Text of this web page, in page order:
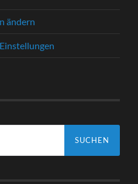
ändern